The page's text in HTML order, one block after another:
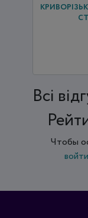
Всi
Чтобы
войти